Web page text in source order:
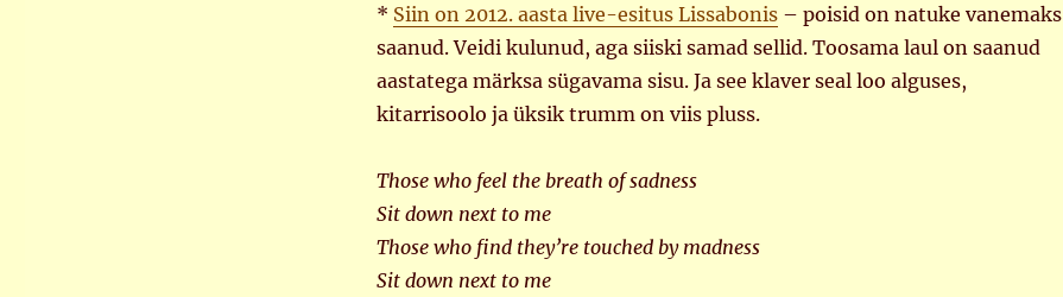
* Siin on 2012. aasta live-esitus Lissabonis– poisid on natuke vanemaks
saanud. Veidi kulunud, aga siiski samad sellid. Toosama laul on saanud
aastatega märksa sügavama sisu. Ja see klaver seal loo alguses,
kitarrisoolo ja üksik trumm on viis pluss.
Those who feel the breath of sadness
Sit down next to me
Those who find they’re touched by madness
Sit down next to me